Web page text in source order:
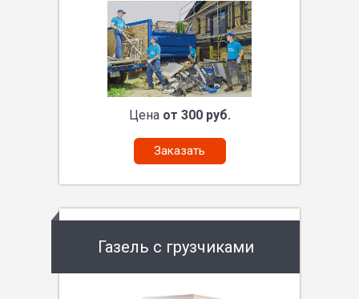
Цена от 300 руб.
Заказать
Газель с грузчиками